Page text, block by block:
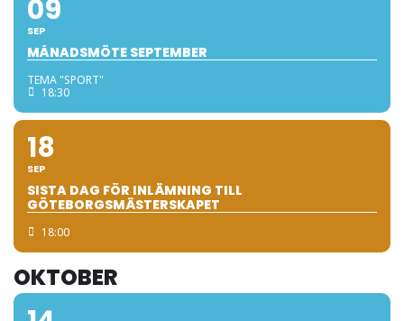
09
SEP
MÅNADSMÖTE SEPTEMBER
TEMA "SPORT"
18:30
18
SEP
SISTA DAG FÖR INLÄMNING TILL
GÖTEBORGSMÄSTERSKAPET
18:00
OKTOBER